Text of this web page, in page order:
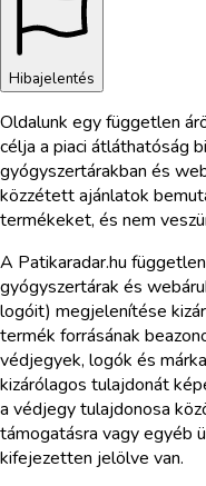
Hibajelentés
Oldalunk egy független
célja a piaci átláthatóság
gyógyszertárakban és
közzétett ajánlatok
termékeket, és nem
A Patikaradar.hu
gyógyszertárak és
logóit) megjelenítése
termék forrásának
védjegyek, logók és
kizárólagos tulajdonát
a védjegy tulajdonosa
támogatásra vagy egyéb
kifejezetten jelölve van.